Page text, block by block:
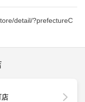
detail/?prefectureC
店